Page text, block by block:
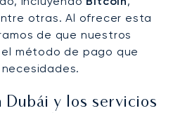
otras. Al ofrecer esta
de que nuestros
método de pago que
Dubái y los servicios